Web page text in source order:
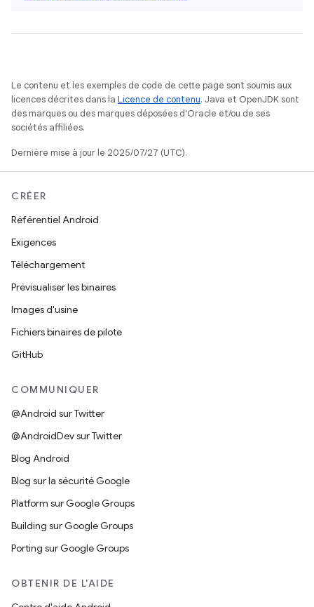
Le contenu et les exemples de code de cette page sont soumis aux
licences décrites dans la Licence de contenu. Java et OpenJDK sont
des marques ou des marques déposées d'Oracle et/ou de ses
sociétés affiliées.
Dernière mise à jour le 2025/07/27 (UTC).
CRÉER
Référentiel Android
Exigences
Téléchargement
Prévisualiser les binaires
Images d'usine
Fichiers binaires de pilote
GitHub
COMMUNIQUER
@Android sur Twitter
@AndroidDev sur Twitter
Blog Android
Blog sur la sécurité Google
Platform sur Google Groups
Building sur Google Groups
Porting sur Google Groups
OBTENIR DE L'AIDE